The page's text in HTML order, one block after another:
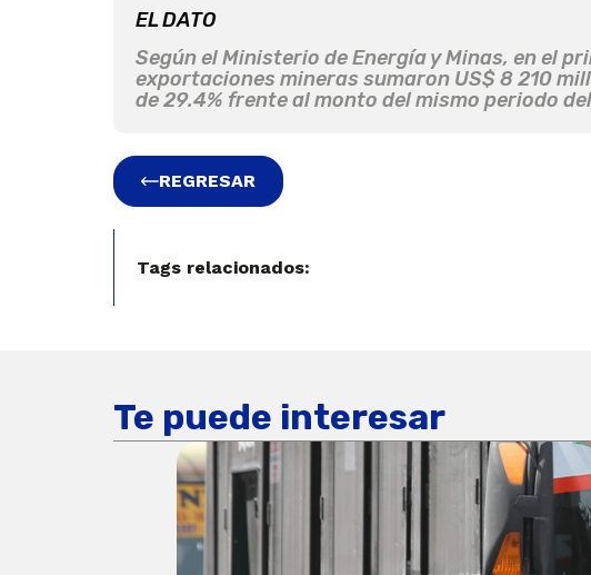
EL DATO
Según el Ministerio de Energía y Minas, en el
exportaciones mineras sumaron US$ 8 210
de 29.4% frente al monto del mismo periodo
REGRESAR
Tags relacionados:
Te puede interesar